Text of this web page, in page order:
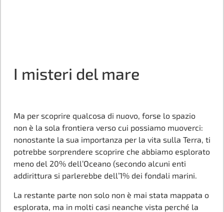
I misteri del mare
Ma per scoprire qualcosa di nuovo, forse lo spazio
non è la sola frontiera verso cui possiamo muoverci:
nonostante la sua importanza per la vita sulla Terra, ti
potrebbe sorprendere scoprire che abbiamo esplorato
meno del 20% dell’Oceano (secondo alcuni enti
addirittura si parlerebbe dell’1% dei fondali marini.
La restante parte non solo non è mai stata mappata o
esplorata, ma in molti casi neanche vista perché la